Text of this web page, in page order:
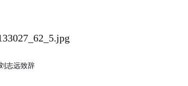
志远致辞